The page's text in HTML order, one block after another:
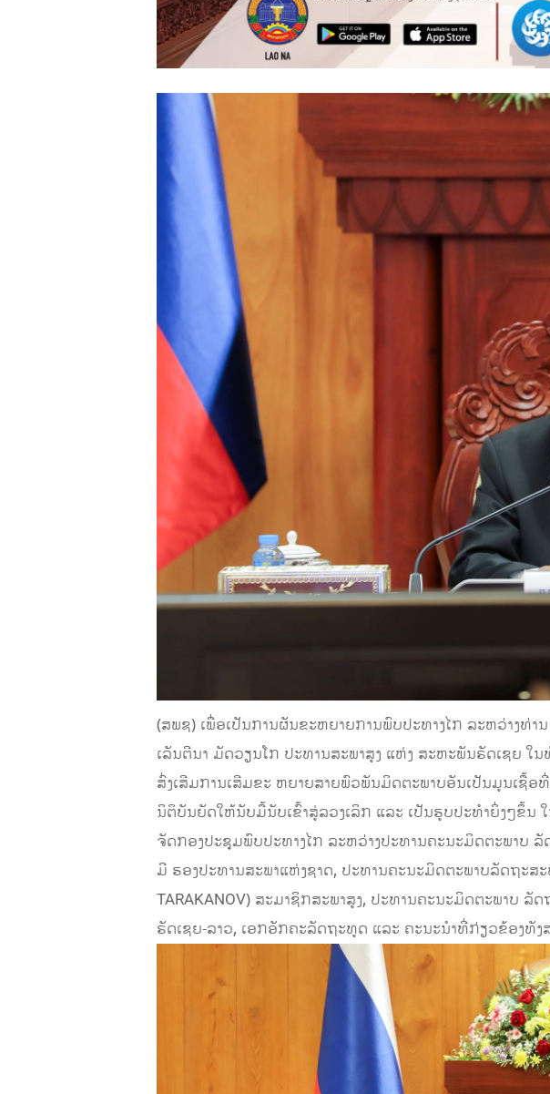
(ສພຊ) ເພື່ອເປັນການຜັນຂະຫຍາຍການພົບປະທາງໄກ ລະຫວ່າງທ່
ເລັນຕີນາ ມັດວຽນໂກ ປະທານສະພາສູງ ແຫ່ງ ສະຫະພັນຣັດເຊຍ
ສົ່ງເສີມການເສີມຂະ ຫຍາຍສາຍພົວພັນມິດຕະພາບອັນເປັນມູນເຊື້
ນິຕິບັນຍັດໃຫ້ນັບມື້ນັບເຂົ້າສູ່ລວງເລິກ ແລະ ເປັນຮູບປະທຳຍິ່ງໆຂຶ້ນ
ຈັດກອງປະຊຸມພົບປະທາງໄກ ລະຫວ່າງປະທານຄະນະມິດຕະພາບ
ມີ ຮອງປະທານສະພາແຫ່ງຊາດ, ປະທານຄະນະມິດຕະພາບລັດຖະສ
TARAKANOV) ສະມາຊິກສະພາສູງ, ປະທານຄະນະມິດຕະພາບ
ຣັດເຊຍ-ລາວ, ເອກອັກຄະລັດຖະທູດ ແລະ ຄະນະນໍາທີ່ກ່ຽວຂ້ອງທັງ